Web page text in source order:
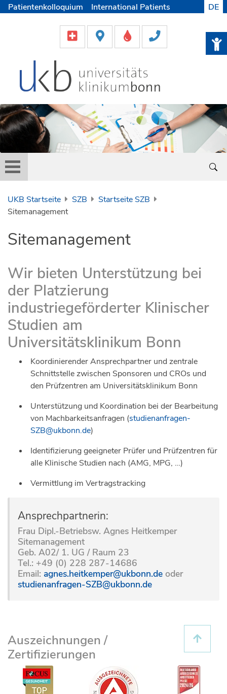
Patientenkolloquium
International Patients
Helfen & Spenden
Medien
DE
UKB Startseite SZB
Startseite SZB
Sitemanagement
Sitemanagement
Wir bieten Unterstützung bei
der Platzierung
industriegeförderter Klinischer
Studien am
Universitätsklinikum Bonn
Koordinierender Ansprechpartner und zentrale
Schnittstelle zwischen Sponsoren und CROs und
den Prüfzentren am Universitätsklinikum Bonn
Unterstützung und Koordination bei der Bearbeitung
von Machbarkeitsanfragen (studienanfragen-
SZB@ukbonn.de)
Identifizierung geeigneter Prüfer und Prüfzentren für
alle Klinische Studien nach (AMG, MPG, …)
Vermittlung im Vertragstracking
Ansprechpartnerin:
Frau Dipl.-Betriebsw. Agnes Heitkemper
Sitemanagement
Geb. A02/ 1. UG / Raum 23
Tel.: +49 (0) 228 287-14686
Email: agnes.heitkemper@ukbonn.de oder
studienanfragen-SZB@ukbonn.de
Auszeichnungen /
Zertifizierungen